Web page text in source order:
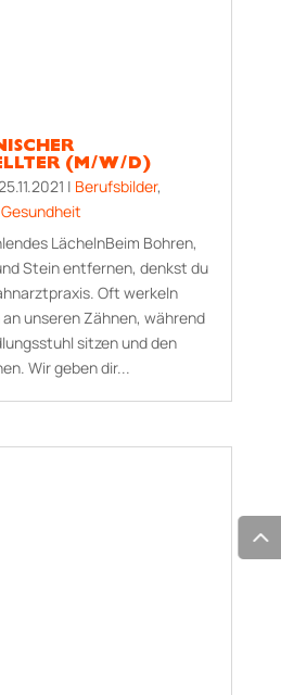
(M/W/D)
| Berufsbilder,
LächelnBeim Bohren,
Stein entfernen, denkst du
Oft werkeln
unseren Zähnen, während
sitzen und den
Wir geben dir...